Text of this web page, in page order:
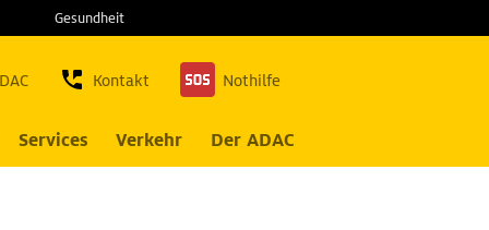
Gesundheit
Kontakt Nothilfe
Services Verkehr Der ADAC